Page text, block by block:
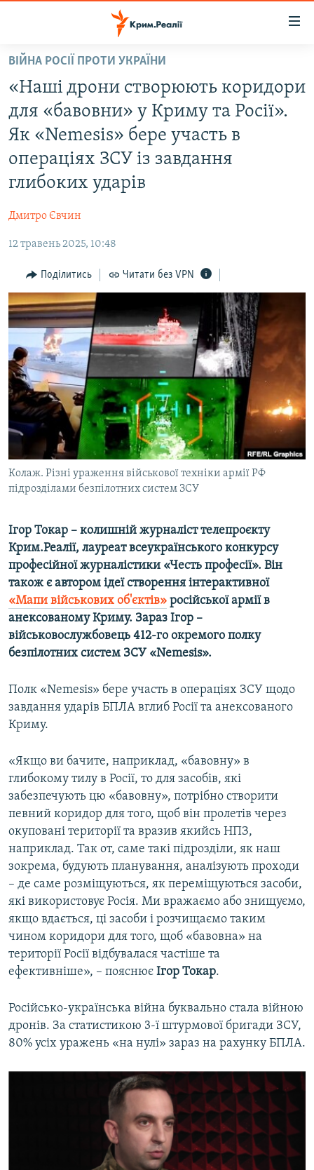
Перейти
основного
матеріалу
Перейти
до
основної
навігації
до
ВОДА.КРИМ
ВІДЕО ТА ФОТО
БЛОГИ
ІНТЕРВ'Ю
ВСЕ ЗА ДЕНЬ
СПЕЦПРОЕКТИ
ДЕПОРТАЦІЯ
ВІДЕОУРОКИ «ELIFBE»
СВІДЧЕННЯ ОКУПАЦІЇ
УКРАЇНСЬКА ПРОБЛЕМА КРИМУ
ІНФОГРАФІКА
ЯК ОБІЙТИ БЛОКУВАННЯ
Русский
Qırımtatar
ДОЛУЧАЙСЯ!
Усі сайти RFE/RL
ВІЙНА РОСІЇ ПРОТИ УКРАЇНИ
«Наші дрони створюють коридори
для «бавовни» у Криму та Росії».
Як «Nemesis» бере участь в
операціях ЗСУ із завдання
глибоких ударів
Дмитро Євчин
12 травень 2025, 10:48
Поділитись Читати без VPN
Колаж. Різні ураження військової техніки армії РФ
підрозділами безпілотних систем ЗСУ
Ігор Токар – колишній журналіст телепроєкту
Крим.Реалії, лауреат всеукраїнського конкурсу
професійної журналістики «Честь професії». Він
також є автором ідеї створення інтерактивної
«Мапи військових об'єктів» російської армії в
анексованому Криму. Зараз Ігор –
військовослужбовець 412-го окремого полку
безпілотних систем ЗСУ «Nemesis».
Полк «Nemesis» бере участь в операціях ЗСУ щодо
завдання ударів БПЛА вглиб Росії та анексованого
Криму.
«Якщо ви бачите, наприклад, «бавовну» в
глибокому тилу в Росії, то для засобів, які
забезпечують цю «бавовну», потрібно створити
певний коридор для того, щоб він пролетів через
окуповані території та вразив якийсь НПЗ,
наприклад. Так от, саме такі підрозділи, як наш
зокрема, будують планування, аналізують проходи
– де саме розміщуються, як переміщуються засоби,
які використовує Росія. Ми вражаємо або знищуємо,
якщо вдається, ці засоби і розчищаємо таким
чином коридори для того, щоб «бавовна» на
території Росії відбувалася частіше та
ефективніше», – пояснює Ігор Токар.
Російсько-українська війна буквально стала війною
дронів. За статистикою 3-ї штурмової бригади ЗСУ,
80% усіх уражень «на нулі» зараз на рахунку БПЛА.